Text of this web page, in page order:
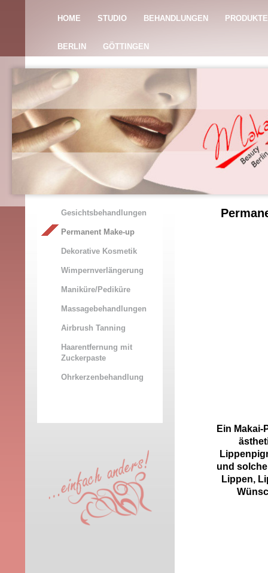
HOME STUDIO BEHANDLUNGEN PRODUKTE
BERLIN GÖTTINGEN
Gesichtsbehandlungen
Permanent Make-up
Dekorative Kosmetik
Wimpernverlängerung
Maniküre/Pediküre
Massagebehandlungen
Airbrush Tanning
Haarentfernung mit
Zuckerpaste
Ohrkerzenbehandlung
Ein Makai-
und
Lippen,